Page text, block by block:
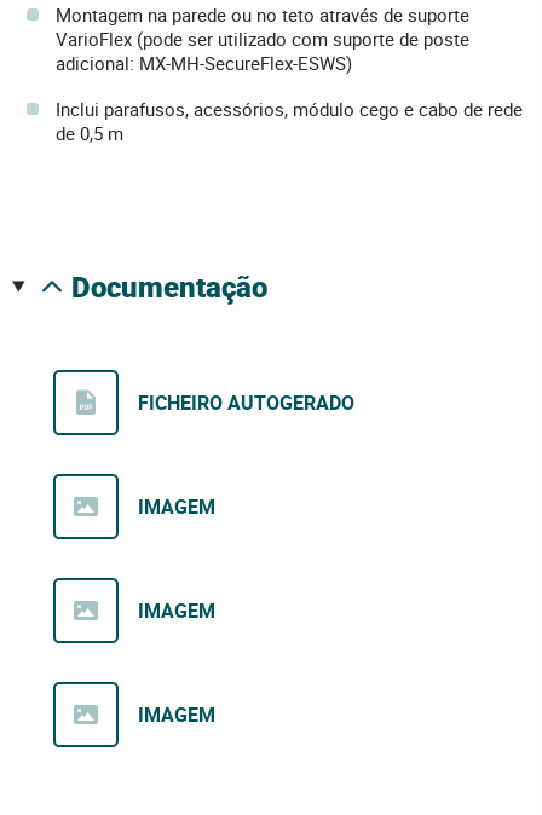
Montagem na parede ou no teto através de suporte
VarioFlex (pode ser utilizado com suporte de poste
adicional: MX-MH-SecureFlex-ESWS)
Inclui parafusos, acessórios, módulo cego e cabo de rede
de 0,5 m
documentação
FICHEIRO AUTOGERADO
IMAGEM
IMAGEM
IMAGEM